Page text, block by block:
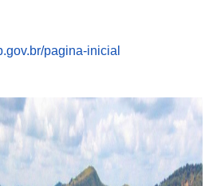
pagina-inicial